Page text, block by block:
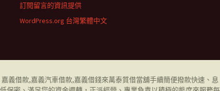
訂閱留言的資訊提供
WordPress.org 台灣繁體中文
嘉義借款,嘉義汽車借款,嘉義借錢來萬泰質借當舖手續簡便撥款快速、息